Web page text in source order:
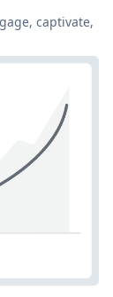
captivate,